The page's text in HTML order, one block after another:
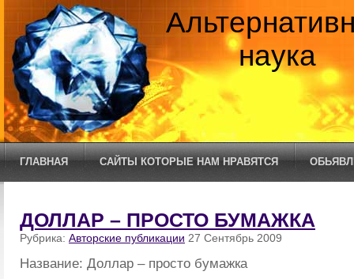
наука
ГЛАВНАЯ САЙТЫ КОТОРЫЕ НАМ НРАВЯТСЯ
ДОЛЛАР – ПРОСТО БУМАЖКА
Рубрика: Авторские публикации 27 Сентябрь 2009
Название: Доллар – просто бумажка